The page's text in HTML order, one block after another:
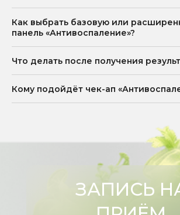
Как выбрать базовую или
панель «Антивоспаление»?
Что делать после получения
Кому подойдёт чек-ап
Стать частью команды
nutriera.clinic@yandex.ru
+7 (3812) 37-84-20
Написать в Telegram
Написать в WhatsApp